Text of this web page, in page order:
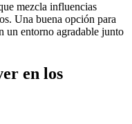
mezcla influencias
Una buena opción para
un entorno agradable junto
en los